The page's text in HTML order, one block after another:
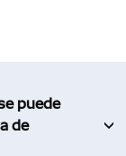
puede
de